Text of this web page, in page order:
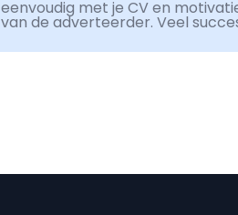
eenvoudig met je CV en
van de adverteerder. Veel